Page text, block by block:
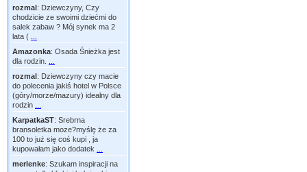
rozmal: Dziewczyny, Czy
chodzicie ze swoimi dziećmi do
salek zabaw ? Mój synek ma 2
lata (
Amazonka: Osada Śnieżka jest
dla rodzin.
rozmal: Dziewczyny czy macie
do polecenia jakiś hotel w Polsce
(góry/morze/mazury) idealny dla
rodzin
KarpatkaST: Srebrna
bransoletka moze?myślę że za
100 to już się coś kupi , ja
kupowałam jako dodatek
merlenke: Szukam inspiracji na